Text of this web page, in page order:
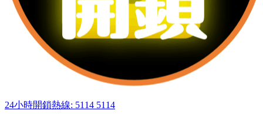
24小時開鎖熱線: 5114 5114